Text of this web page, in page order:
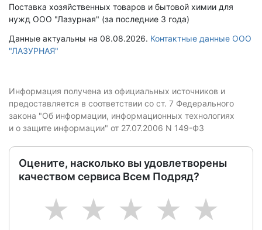
Поставка хозяйственных товаров и бытовой химии для
нужд ООО "Лазурная" (за последние 3 года)
Данные актуальны на 08.08.2026. Контактные данные ООО
"ЛАЗУРНАЯ"
Информация получена из официальных источников и
предоставляется в соответствии со ст. 7 Федерального
закона "Об информации, информационных технологиях
и о защите информации" от 27.07.2006 N 149-ФЗ
Оцените, насколько вы удовлетворены
качеством сервиса Всем Подряд?
5
4
3
2
1